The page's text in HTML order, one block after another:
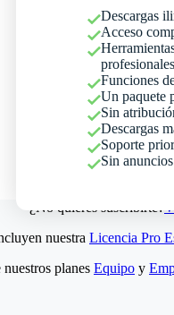
Descargas
Acceso
profesionales
Funciones
Un paquete
Sin
Descargas
Soporte
Sin anuncios
¿No quieres suscribirte?
nuestra Licencia Pro
planes Equipo y